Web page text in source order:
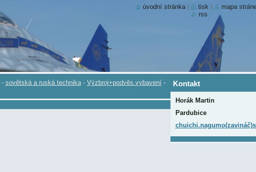
- sovětská a ruská technika - Výzbroj+podvěs.vybavení -
Kontakt
Horák Martin
Pardubice
úvodní stránka tisk mapa
rss